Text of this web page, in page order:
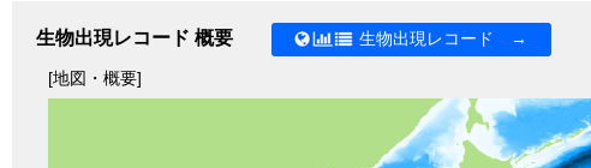
生物出現レコード 概要 生物出現レコード →
[地図・概要]